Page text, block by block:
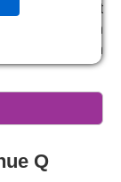
samen om het
die in
de realiteit van
en
volwassenen
Q